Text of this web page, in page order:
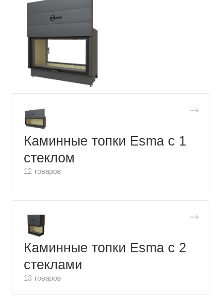
Каминные топки Esma с 1
стеклом
12 товаров
Каминные топки Esma с 2
стеклами
13 товаров